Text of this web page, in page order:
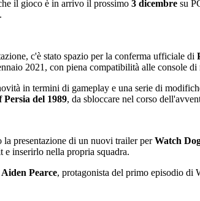
il gioco è in arrivo il prossimo 3 dicembre su
c'è stato spazio per la conferma ufficiale di
2021, con piena compatibilità alle console
in termini di gameplay e una serie di
del 1989, da sbloccare nel corso
presentazione di un nuovi trailer perWatch
inserirlo nella propria squadra.
Aiden Pearce, protagonista del primo episodio di